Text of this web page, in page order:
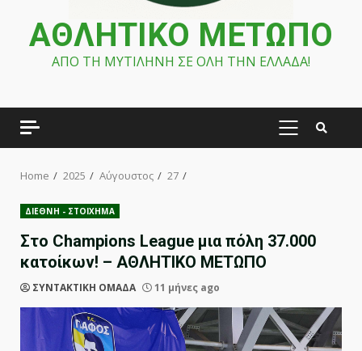
ΑΘΛΗΤΙΚΟ ΜΕΤΩΠΟ
ΑΠΟ ΤΗ ΜΥΤΙΛΗΝΗ ΣΕ ΟΛΗ ΤΗΝ ΕΛΛΑΔΑ!
PRIMARY
Home 2025 Αύγουστος 27
ΔΙΕΘΝΗ - ΣΤΟΙΧΗΜΑ
Στο Champions League μια πόλη 37.000
κατοίκων! – ΑΘΛΗΤΙΚΟ ΜΕΤΩΠΟ
ΣΥΝΤΑΚΤΙΚΗ ΟΜΑΔΑ 11 μήνες ago